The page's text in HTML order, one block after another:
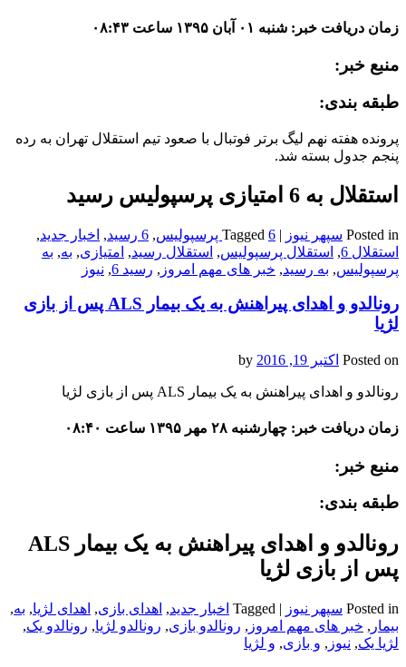
زمان دریافت خبر: شنبه ۰۱ آبان ۱۳۹۵ ساعت ۰۸:۴۳
منبع خبر:
طبقه بندی:
پرونده هفته نهم لیگ برتر فوتبال با صعود تیم استقلال تهران به رده
پنجم جدول بسته شد.
استقلال به 6 امتیازی پرسپولیس رسید
Posted in سپهر نیوز |
Tagged 6 پرسپولیس , 6 رسید , اخبار جدید,
استقلال 6
, استقلال پرسپولیس, استقلال رسید, امتیازی, به, به
پرسپولیس, به رسید, خبر های مهم امروز , رسید 6 , نیوز
رونالدو و اهدای پیراهنش به یک بیمار ALS پس از بازی
لژیا
Posted on اکتبر 19, 2016
رونالدو و اهدای پیراهنش به یک بیمار ALS پس از بازی لژیا
زمان دریافت خبر: چهارشنبه ۲۸ مهر ۱۳۹۵ ساعت ۰۸:۴۰
منبع خبر:
طبقه بندی:
رونالدو و اهدای پیراهنش به یک بیمار ALS
پس از بازی لژیا
Posted in سپهر نیوز |
Tagged اخبار جدید, اهدای بازی, اهدای لژیا, به,
بیمار , خبر های مهم امروز , رونالدو بازی, رونالدو لژیا, رونالدو یک,
لژیا یک, نیوز , و بازی, و لژیا